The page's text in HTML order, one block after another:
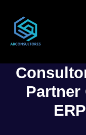
Partner